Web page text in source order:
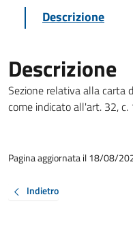
Descrizione
Descrizione
Sezione relativa alla carta
come indicato all'art. 32,
Pagina aggiornata il 18/08/
Indietro